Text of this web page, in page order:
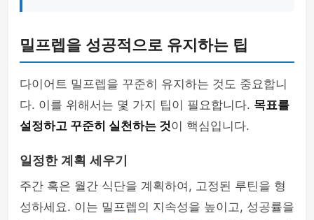
밀프렙을 성공적으로 유지하는 팁
다이어트 밀프렙을 꾸준히 유지하는 것도 중요합니
다. 이를 위해서는 몇 가지 팁이 필요합니다. 목표를
설정하고 꾸준히 실천하는 것이 핵심입니다.
일정한 계획 세우기
주간 혹은 월간 식단을 계획하여, 고정된 루틴을 형
성하세요. 이는 밀프렙의 지속성을 높이고, 성공률을